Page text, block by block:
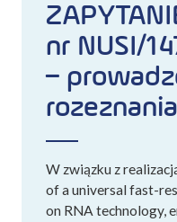
nr NUSI/
–
W związku z
of a universal fast-
on RNA technology,